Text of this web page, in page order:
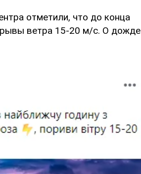
отметили, что до конца
ветра 15-20 м/с. О дожде